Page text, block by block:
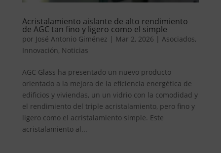
Acristalamiento aislante de alto rendimiento
de AGC tan fino y ligero como el simple
por José Antonio Giménez | Mar 2, 2026 | Asociados,
Innovación, Noticias
AGC Glass ha presentado un nuevo producto
orientado a la mejora de la eficiencia energética de
edificios y viviendas, un un vidrio con la comodidad y
el rendimiento del triple acristalamiento, pero fino y
ligero como el acristalamiento simple. Este
acristalamiento al...